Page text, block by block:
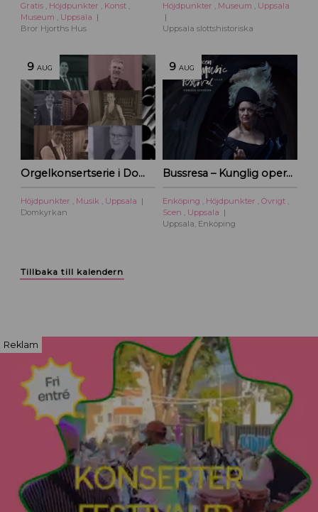
Gratis , Höjdpunkter , Konst ,
Museum , Uppsala
Bror Hjorths Hus
Höjdpunkter , Museum , Uppsala
Uppsala slottshistoriska
9 AUG
Orgelkonsertserie i Domkyrkan
Höjdpunkter Musik
Uppsala
Domkyrkan
9 AUG
Bussresa – Kunglig operakväll vid Ulriksdal 2026
Enköping Höjdpunkter Övrigt
Scen
Uppsala
Uppsala, Enköping
Tillbaka till kalendern
Reklam